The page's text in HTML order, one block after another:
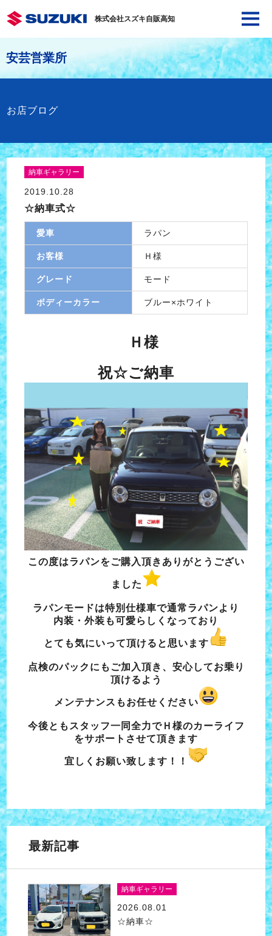
株式会社スズキ自販高知
安芸営業所
お店ブログ
納車ギャラリー
2019.10.28
☆納車式☆
愛車 ラパン
お客様 Ｈ様
グレード モード
ボディーカラー ブルー×ホワイト
Ｈ様
祝☆ご納車
この度はラパンをご購入頂きありがとうござい
ました
ラパンモードは特別仕様車で通常ラパンより
内装・外装も可愛らしくなっており
とても気にいって頂けると思います
点検のパックにもご加入頂き、安心してお乗り
頂けるよう
メンテナンスもお任せください
今後ともスタッフ一同全力でＨ様のカーライフ
をサポートさせて頂きます
宜しくお願い致します！！
最新記事
納車ギャラリー
2026.08.01
☆納車☆